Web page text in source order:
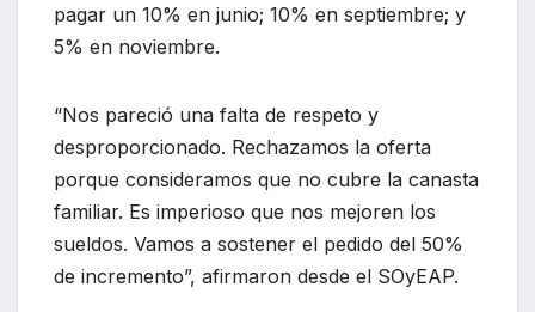
pagar un 10% en junio; 10% en septiembre; y
5% en noviembre.
“Nos pareció una falta de respeto y
desproporcionado. Rechazamos la oferta
porque consideramos que no cubre la canasta
familiar. Es imperioso que nos mejoren los
sueldos. Vamos a sostener el pedido del 50%
de incremento”, afirmaron desde el SOyEAP.